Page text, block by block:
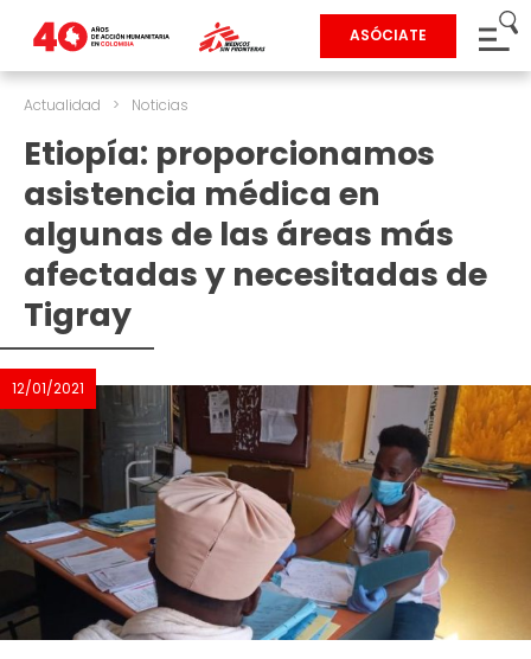
ASÓCIATE
Actualidad > Noticias
Etiopía: proporcionamos
asistencia médica en
algunas de las áreas más
afectadas y necesitadas de
Tigray
12/01/2021